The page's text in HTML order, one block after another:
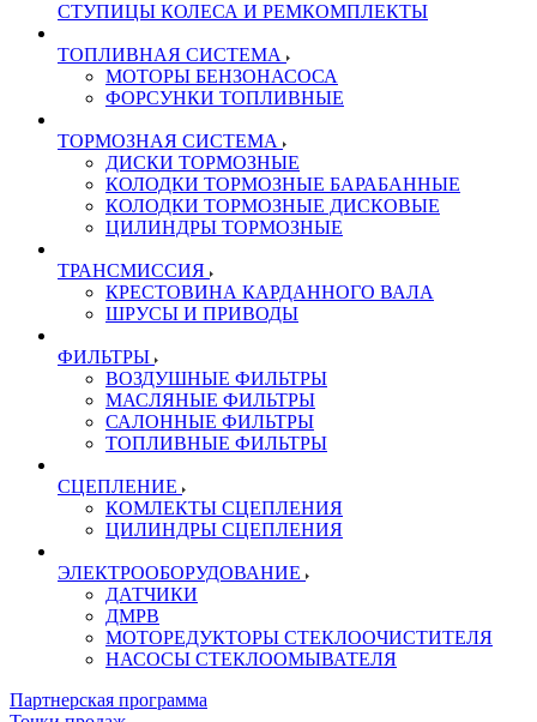
СТУПИЦЫ КОЛЕСА И РЕМКОМПЛЕКТЫ
ТОПЛИВНАЯ СИСТЕМА
МОТОРЫ БЕНЗОНАСОСА
ФОРСУНКИ ТОПЛИВНЫЕ
ТОРМОЗНАЯ СИСТЕМА
ДИСКИ ТОРМОЗНЫЕ
КОЛОДКИ ТОРМОЗНЫЕ БАРАБАННЫЕ
КОЛОДКИ ТОРМОЗНЫЕ ДИСКОВЫЕ
ЦИЛИНДРЫ ТОРМОЗНЫЕ
ТРАНСМИССИЯ
КРЕСТОВИНА КАРДАННОГО ВАЛА
ШРУСЫ И ПРИВОДЫ
ФИЛЬТРЫ
ВОЗДУШНЫЕ ФИЛЬТРЫ
МАСЛЯНЫЕ ФИЛЬТРЫ
САЛОННЫЕ ФИЛЬТРЫ
ТОПЛИВНЫЕ ФИЛЬТРЫ
СЦЕПЛЕНИЕ
КОМЛЕКТЫ СЦЕПЛЕНИЯ
ЦИЛИНДРЫ СЦЕПЛЕНИЯ
ЭЛЕКТРООБОРУДОВАНИЕ
ДАТЧИКИ
ДМРВ
МОТОРЕДУКТОРЫ СТЕКЛООЧИСТИТЕЛЯ
НАСОСЫ СТЕКЛООМЫВАТЕЛЯ
Партнерская программа